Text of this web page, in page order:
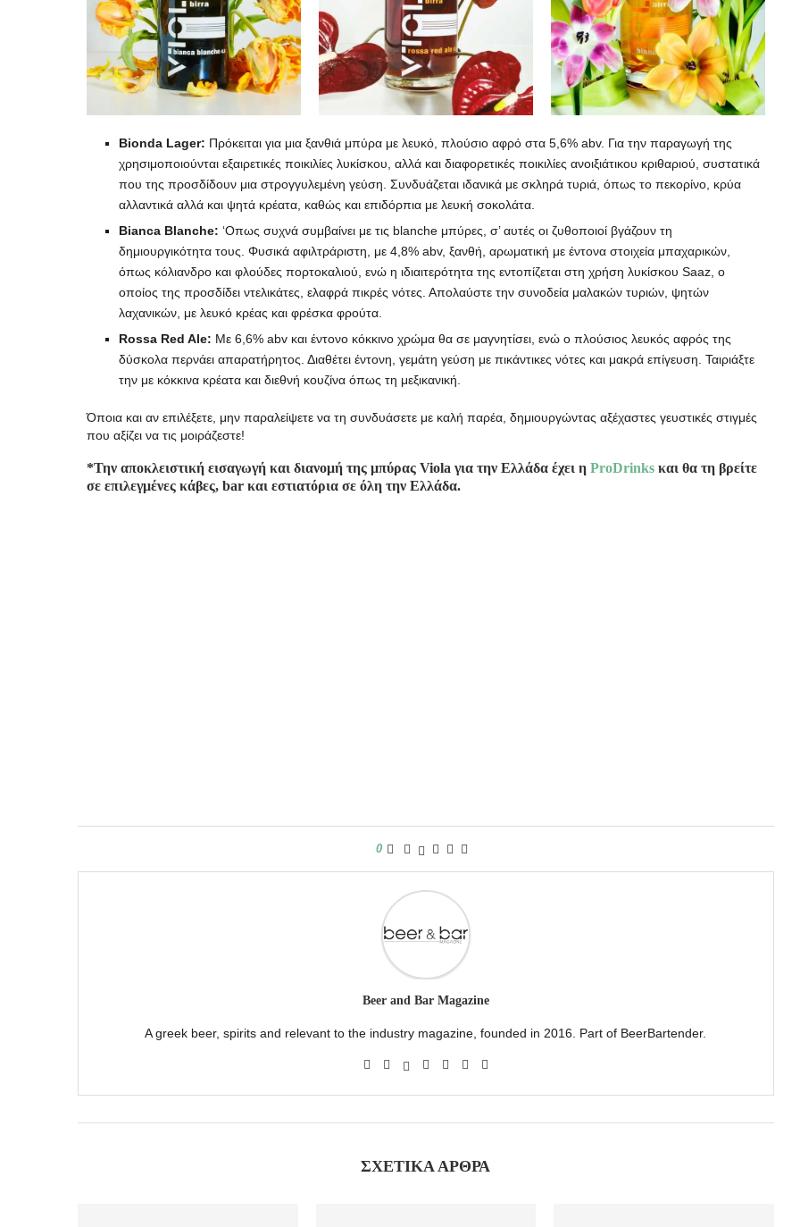
Bionda Lager: Πρόκειται για μια ξανθιά μπύρα με λευκό, πλούσιο αφρό στα 5,6% abv. Για την παραγωγή της
χρησιμοποιούνται εξαιρετικές ποικιλίες λυκίσκου, αλλά και διαφορετικές ποικιλίες ανοιξιάτικου κριθαριού, συστατικά
που της προσδίδουν μια στρογγυλεμένη γεύση. Συνδυάζεται ιδανικά με σκληρά τυριά, όπως το πεκορίνο, κρύα
αλλαντικά αλλά και ψητά κρέατα, καθώς και επιδόρπια με λευκή σοκολάτα.
Bianca Blanche: ‘Oπως συχνά συμβαίνει με τις blanche μπύρες, σ’ αυτές οι ζυθοποιοί βγάζουν τη
δημιουργικότητα τους. Φυσικά αφιλτράριστη, με 4,8% abv, ξανθή, αρωματική με έντονα στοιχεία μπαχαρικών,
όπως κόλιανδρο και φλούδες πορτοκαλιού, ενώ η ιδιαιτερότητα της εντοπίζεται στη χρήση λυκίσκου Saaz, ο
οποίος της προσδίδει ντελικάτες, ελαφρά πικρές νότες. Απολαύστε την συνοδεία μαλακών τυριών, ψητών
λαχανικών, με λευκό κρέας και φρέσκα φρούτα.
Rossa Red Ale: Mε 6,6% abv και έντονο κόκκινο χρώμα θα σε μαγνητίσει, ενώ ο πλούσιος λευκός αφρός της
δύσκολα περνάει απαρατήρητος. Διαθέτει έντονη, γεμάτη γεύση με πικάντικες νότες και μακρά επίγευση. Ταιριάξτε
την με κόκκινα κρέατα και διεθνή κουζίνα όπως τη μεξικανική.
Όποια και αν επιλέξετε, μην παραλείψετε να τη συνδυάσετε με καλή παρέα, δημιουργώντας αξέχαστες γευστικές στιγμές
που αξίζει να τις μοιράζεστε!
*Την αποκλειστική εισαγωγή και διανομή της μπύρας Viola για την Ελλάδα έχει η ProDrinks και θα τη βρείτε
σε επιλεγμένες κάβες, bar και εστιατόρια σε όλη την Ελλάδα.
0
Beer and Bar Magazine
A greek beer, spirits and relevant to the industry magazine, founded in 2016. Part of BeerBartender.
ΣΧΕΤΙΚΆ ΆΡΘΡΑ